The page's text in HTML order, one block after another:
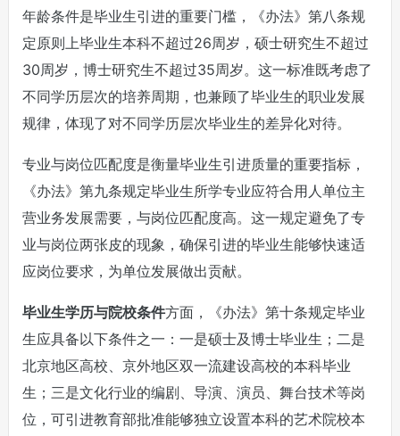
年龄条件是毕业生引进的重要门槛，《办法》第八条规
定原则上毕业生本科不超过26周岁，硕士研究生不超过
30周岁，博士研究生不超过35周岁。这一标准既考虑了
不同学历层次的培养周期，也兼顾了毕业生的职业发展
规律，体现了对不同学历层次毕业生的差异化对待。
专业与岗位匹配度是衡量毕业生引进质量的重要指标，
《办法》第九条规定毕业生所学专业应符合用人单位主
营业务发展需要，与岗位匹配度高。这一规定避免了专
业与岗位两张皮的现象，确保引进的毕业生能够快速适
应岗位要求，为单位发展做出贡献。
毕业生学历与院校条件方面，《办法》第十条规定毕业
生应具备以下条件之一：一是硕士及博士毕业生；二是
北京地区高校、京外地区双一流建设高校的本科毕业
生；三是文化行业的编剧、导演、演员、舞台技术等岗
位，可引进教育部批准能够独立设置本科的艺术院校本